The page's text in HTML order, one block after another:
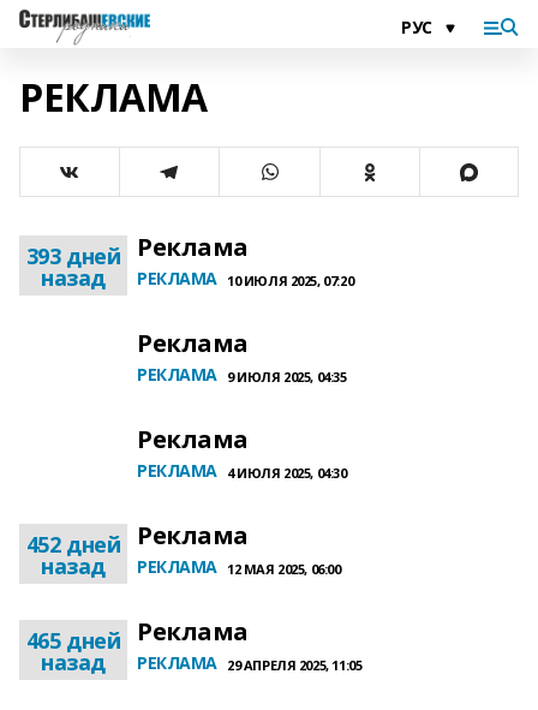
РЕКЛАМА
393 дней
назад
Реклама
РЕКЛАМА 10 ИЮЛЯ 2025, 07:20
Реклама
РЕКЛАМА 9 ИЮЛЯ 2025, 04:35
Реклама
РЕКЛАМА 4 ИЮЛЯ 2025, 04:30
452 дней
назад
Реклама
РЕКЛАМА 12 МАЯ 2025, 06:00
465 дней
назад
Реклама
РЕКЛАМА 29 АПРЕЛЯ 2025, 11:05